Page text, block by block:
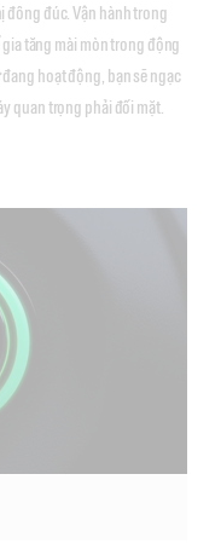
đông đúc. Vận hành trong
tăng mài mòn trong động
hoạt động, bạn sẽ ngạc
quan trọng phải đối mặt.